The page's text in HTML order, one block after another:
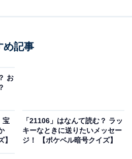
め記事
お
宝
「21106」はなんて読む？ ラッ
キーなときに送りたいメッセー
ジ！ 【ポケベル暗号クイズ】